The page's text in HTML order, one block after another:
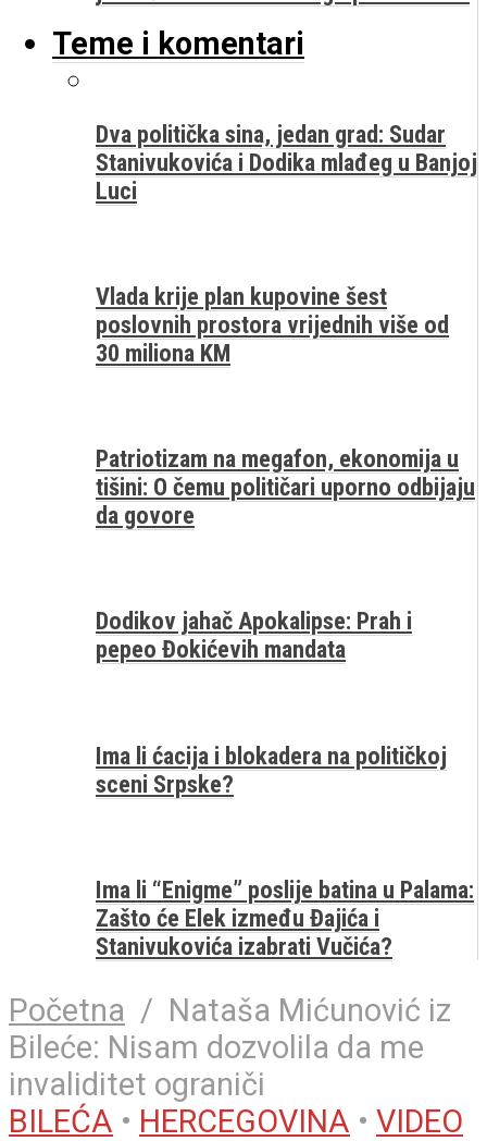
Teme i komentari
Dva politička sina, jedan grad: Sudar
Stanivukovića i Dodika mlađeg u Banjoj
Luci
Vlada krije plan kupovine šest
poslovnih prostora vrijednih više od
30 miliona KM
Patriotizam na megafon, ekonomija u
tišini: O čemu političari uporno odbijaju
da govore
Dodikov jahač Apokalipse: Prah i
pepeo Đokićevih mandata
Ima li ćacija i blokadera na političkoj
sceni Srpske?
Ima li “Enigme” poslije batina u Palama:
Zašto će Elek između Đajića i
Stanivukovića izabrati Vučića?
Početna / Nataša Mićunović iz
Bileće: Nisam dozvolila da me
invaliditet ograniči
BILEĆA • HERCEGOVINA • VIDEO